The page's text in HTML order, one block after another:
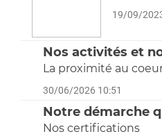
19/09/
Nos activités et
La proximité au
30/06/2026 10:51
Notre démarche
Nos certifications